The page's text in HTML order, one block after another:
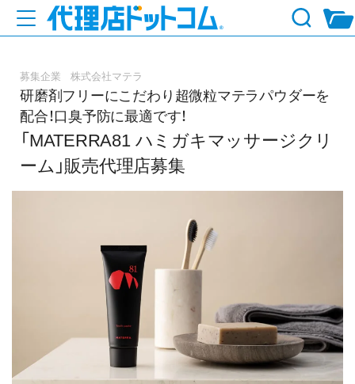
募集企業 株式会社マテラ
研磨剤フリーにこだわり超微粒マテラパウダーを
配合！口臭予防に最適です！
「MATERRA81 ハミガキマッサージクリ
ーム」販売代理店募集